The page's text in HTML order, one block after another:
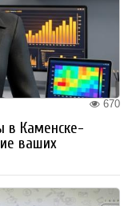
670
в Каменске-
ваших